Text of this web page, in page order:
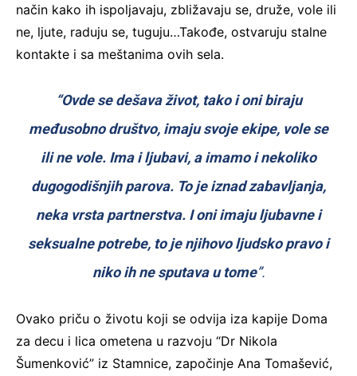
način kako ih ispoljavaju, zbližavaju se, druže, vole ili
ne, ljute, raduju se, tuguju…Takođe, ostvaruju stalne
kontakte i sa meštanima ovih sela.
“Ovde se dešava život, tako i oni biraju
međusobno društvo, imaju svoje ekipe, vole se
ili ne vole. Ima i ljubavi, a imamo i nekoliko
dugogodišnjih parova. To je iznad zabavljanja,
neka vrsta partnerstva. I oni imaju ljubavne i
seksualne potrebe, to je njihovo ljudsko pravo i
niko ih ne sputava u tome”.
Ovako priču o životu koji se odvija iza kapije Doma
za decu i lica ometena u razvoju “Dr Nikola
Šumenković” iz Stamnice, započinje Ana Tomašević,